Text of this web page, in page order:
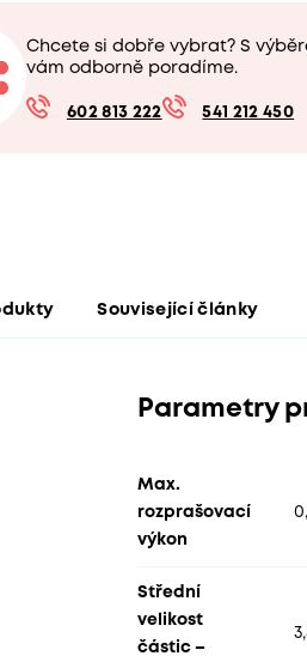
Chcete si dobře vybrat? S
vám odborně poradíme.
602 813 222 541 212 450
Související články
Parametry
Max.
rozprašovací
výkon
Střední
velikost
částic –